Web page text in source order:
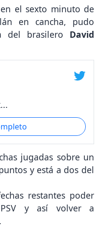
el sexto minuto de
en cancha, pudo
del brasilero David
jugadas sobre un
y está a dos del
restantes poder
y así volver a